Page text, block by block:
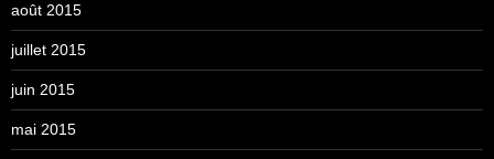
août 2015
juillet 2015
juin 2015
mai 2015